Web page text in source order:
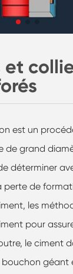
et
est un
de grand
déterminer
perte de
les
pour
le ciment
géant